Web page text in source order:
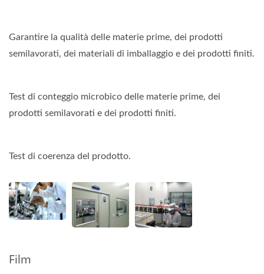
Garantire la qualità delle materie prime, dei prodotti
semilavorati, dei materiali di imballaggio e dei prodotti finiti.
Test di conteggio microbico delle materie prime, dei
prodotti semilavorati e dei prodotti finiti.
Test di coerenza del prodotto.
Film